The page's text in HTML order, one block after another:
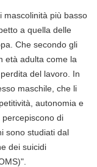
mascolinità più basso
a quella delle
Che secondo gli
età adulta come la
del lavoro. In
maschile, che li
autonomia e
di
sono studiati dal
dei suicidi